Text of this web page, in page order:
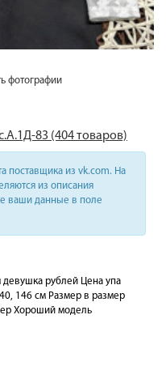
фотографии
83 (404 товаров)
поставщика из vk.com. На
из описания
ваши данные в поле
рублей Цена упа
146 см Размер в размер
Хороший модель